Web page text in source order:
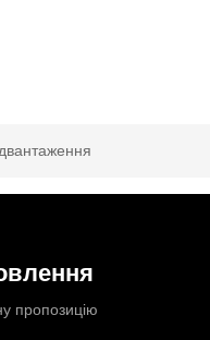
пропозицію